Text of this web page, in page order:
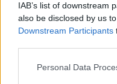
IAB’s list of downstream
also be disclosed by us
Downstream Participants
Please note that this
Personal Data
Ακολούθησε
που τους έδωσε